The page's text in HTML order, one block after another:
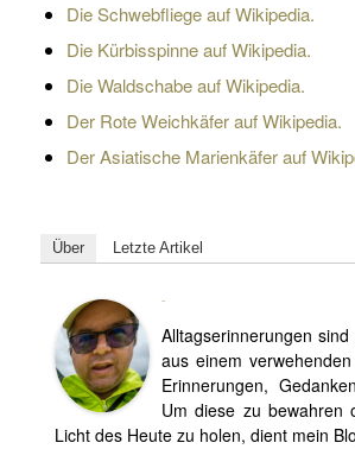
Die Schwebfliege auf Wikipedia.
Die Kürbisspinne auf Wikipedia.
Die Waldschabe auf Wikipedia.
Der Rote Weichkäfer auf Wikipedia.
Der Asiatische Marienkäfer auf
Über Letzte Artikel
Alltagserinnerungen
aus einem
Erinnerungen,
Um diese zu bewahren
Licht des Heute zu holen, dient mein